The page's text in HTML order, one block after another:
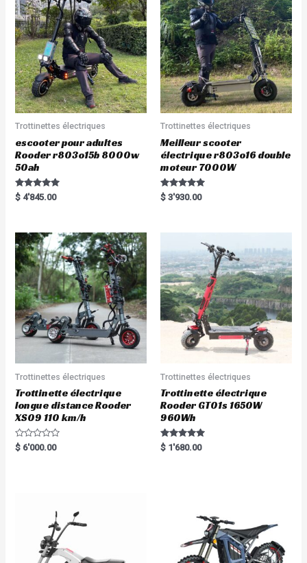
Trottinettes électriques
escooter pour adultes
Rooder r803o15b 8000w
50ah
Rated
5.00
$ 4'845.00
Trottinettes électriques
Meilleur scooter
électrique r803o16 double
moteur 7000W
Rated
5.00
$ 3'930.00
Trottinettes électriques
Trottinette électrique
longue distance Rooder
XS09 110 km/h
R
a
$ 6'000.00
Trottinettes électriques
Trottinette électrique
Rooder GT01s 1650W
960Wh
Rated
5.00
$ 1'680.00